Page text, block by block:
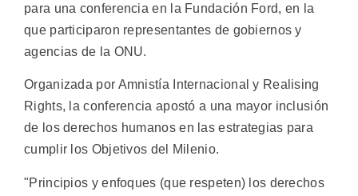
para una conferencia en la Fundación Ford, en la
que participaron representantes de gobiernos y
agencias de la ONU.
Organizada por Amnistía Internacional y Realising
Rights, la conferencia apostó a una mayor inclusión
de los derechos humanos en las estrategias para
cumplir los Objetivos del Milenio.
"Principios y enfoques (que respeten) los derechos